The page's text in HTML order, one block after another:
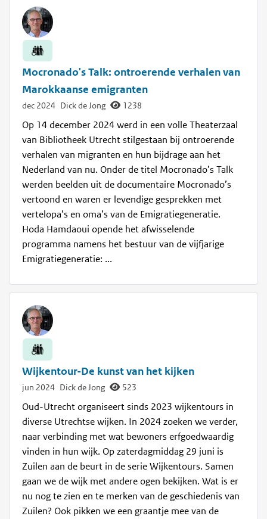
Mocronado's Talk: ontroerende verhalen van
Marokkaanse emigranten
dec 2024 Dick de Jong 1238
Op 14 december 2024 werd in een volle Theaterzaal
van Bibliotheek Utrecht stilgestaan bij ontroerende
verhalen van migranten en hun bijdrage aan het
Nederland van nu. Onder de titel Mocronado’s Talk
werden beelden uit de documentaire Mocronado’s
vertoond en waren er levendige gesprekken met
vertelopa’s en oma’s van de Emigratiegeneratie.
Hoda Hamdaoui opende het afwisselende
programma namens het bestuur van de vijfjarige
Emigratiegeneratie: ...
Wijkentour-De kunst van het kijken
jun 2024 Dick de Jong 523
Oud-Utrecht organiseert sinds 2023 wijkentours in
diverse Utrechtse wijken. In 2024 zoeken we verder,
naar verbinding met wat bewoners erfgoedwaardig
vinden in hun wijk. Op zaterdagmiddag 29 juni is
Zuilen aan de beurt in de serie Wijkentours. Samen
gaan we de wijk met andere ogen bekijken. Wat is er
nu nog te zien en te merken van de geschiedenis van
Zuilen? Ook pikken we een graantje mee van de